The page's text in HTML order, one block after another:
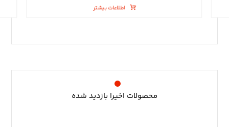
اطلاعات بیشتر
محصولات اخیرا بازدید شده